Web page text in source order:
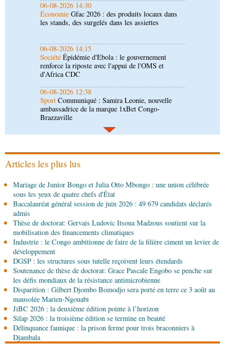
06-08-2026 14:15
SociétéÉpidémie d'Ebola : le gouvernement
renforce la riposte avec l'appui de l'OMS et
06-08-2026 12:38
SportCommuniqué : Samira Leonie, nouvelle
ambassadrice de la marque 1xBet Congo-
Brazzaville
06-08-2026 09:30
PolitiqueAssemblée nationale: la Commission
Ecofin s’imprègne des réalités du CHU-B
06-08-2026 08:45
Pierre Oba jettent les bases d’une collaboration
fructueuse
Afrique-Monde Centrafrique : les sanctions de
l'ONU cachent la guerre silencieuse pour le
contrôle des ressources
05-08-2026 22:10
ÉconomieEconomie : un accord signé à Pointe-
Noire pour la valorisation des produits forestiers
non ligneux
05-08-2026 17:32
SportHandball: le tournoi de gala se poursuit
05-08-2026 13:10
Art-Culture-Média72e anniversaire de la
naissance du commandant Hugo Chávez :
l’ambassade du Venezuela au Congo célèbre
l'événement
Articles les plus lus
Mariage de Junior Bongo et Julia Otto Mbongo : une union célébrée
sous les yeux de quatre chefs d'État
Baccalauréat général session de juin 2026 : 49 679 candidats déclarés
admis
Thèse de doctorat: Gervais Ludovic Itsoua Madzous soutient sur la
mobilisation des financements climatiques
Industrie : le Congo ambitionne de faire de la filière ciment un levier de
développement
DGSP : les structures sous tutelle reçoivent leurs étendards
Soutenance de thèse de doctorat: Grace Pascale Engobo se penche sur
les défis mondiaux de la résistance antimicrobienne
Disparition : Gilbert Djombo Bomodjo sera porté en terre ce 3 août au
mausolée Marien-Ngouabi
JiBC 2026 : la deuxième édition pointe à l’horizon
Silap 2026 : la troisième édition se termine en beauté
Délinquance faunique : la prison ferme pour trois braconniers à
Djambala